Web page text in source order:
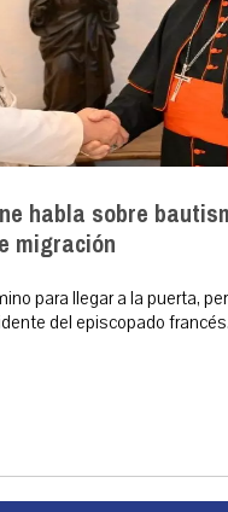
habla sobre
migración
para llegar a la puerta,
del episcopado